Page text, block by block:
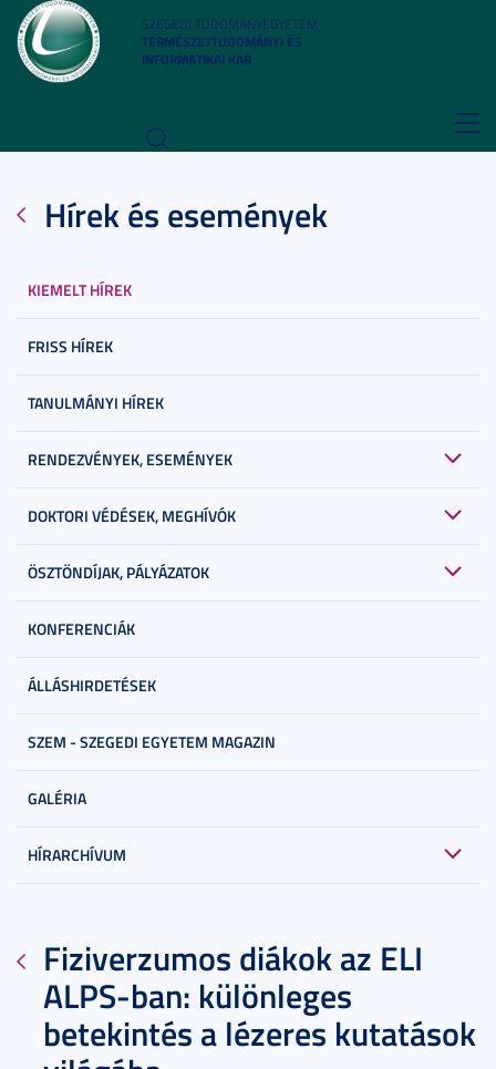
SZEGEDI TUDOMÁNYEGYETEM
TERMÉSZETTUDOMÁNYI ÉS
INFORMATIKAI KAR
Hírek és események
KIEMELT HÍREK
FRISS HÍREK
TANULMÁNYI HÍREK
RENDEZVÉNYEK, ESEMÉNYEK
DOKTORI VÉDÉSEK, MEGHÍVÓK
ÖSZTÖNDÍJAK, PÁLYÁZATOK
KONFERENCIÁK
ÁLLÁSHIRDETÉSEK
SZEM - SZEGEDI EGYETEM MAGAZIN
GALÉRIA
HÍRARCHÍVUM
Fiziverzumos diákok az ELI
ALPS-ban: különleges
betekintés a lézeres kutatások